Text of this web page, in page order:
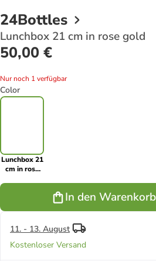
24Bottles
Lunchbox 21 cm in rose gold
50,00 €
Nur noch 1 verfügbar
Color
Lunchbox 21
cm in rose
In den
11. - 13. August
Kostenloser Versand